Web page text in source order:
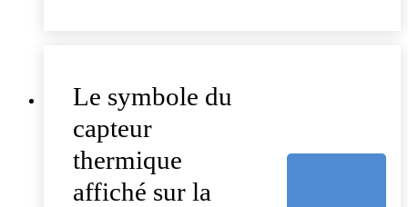
Le symbole du
capteur
thermique
affiché sur la